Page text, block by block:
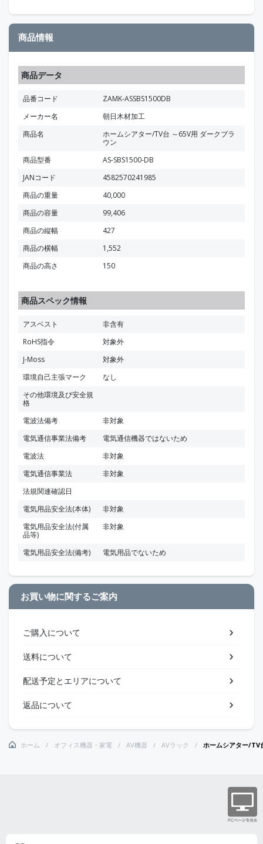
商品情報
商品データ
品番コード
ZAMK-ASSBS1500DB
メーカー名
朝日木材加工
商品名
ホームシアター/TV台 ～65V用 ダークブラ
ウン
商品型番
AS-SBS1500-DB
JANコード
4582570241985
商品の重量
40,000
商品の容量
99,406
商品の縦幅
427
商品の横幅
1,552
商品の高さ
150
商品スペック情報
アスベスト
非含有
RoHS指令
対象外
J-Moss
対象外
環境自己主張マーク
なし
その他環境及び安全規
格
電波法備考
非対象
電気通信事業法備考
電気通信機器ではないため
電波法
非対象
電気通信事業法
非対象
法規関連確認日
電気用品安全法(本体)
非対象
電気用品安全法(付属
品等)
非対象
電気用品安全法(備考) 電気用品でないため
お買い物に関するご案内
ご購入について
送料について
配送予定とエリアについて
返品について
ホーム オフィス機器・家電 AV機器 AVラック ホームシアター/TV